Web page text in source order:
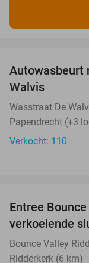
Autowasbeurt
Walvis
Wasstraat De
Papendrecht (+3
Verkocht: 110
Entree
verkoelende
Bounce Valley
Ridderkerk (6 km)